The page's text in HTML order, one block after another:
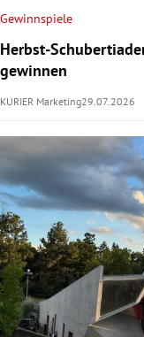
Untermenü
Gewinnspiele
Herbst-
gewinnen
KURIER Marketing29.07.2026